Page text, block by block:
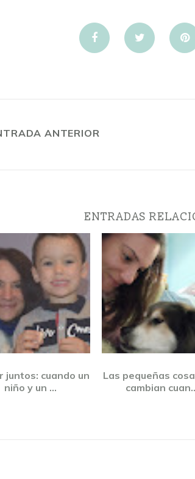
ANTERIOR
ENTRADAS
juntos: cuando un
niño y un ...
Las pequeñas
cambian